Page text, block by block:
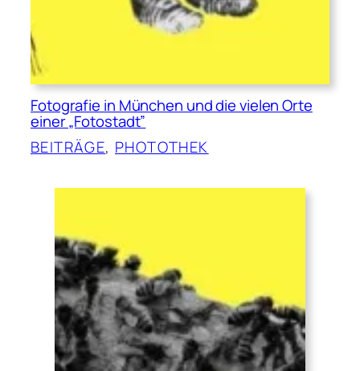
Fotografie in München und die vielen Orte
einer „Fotostadt”
BEITRÄGE, PHOTOTHEK